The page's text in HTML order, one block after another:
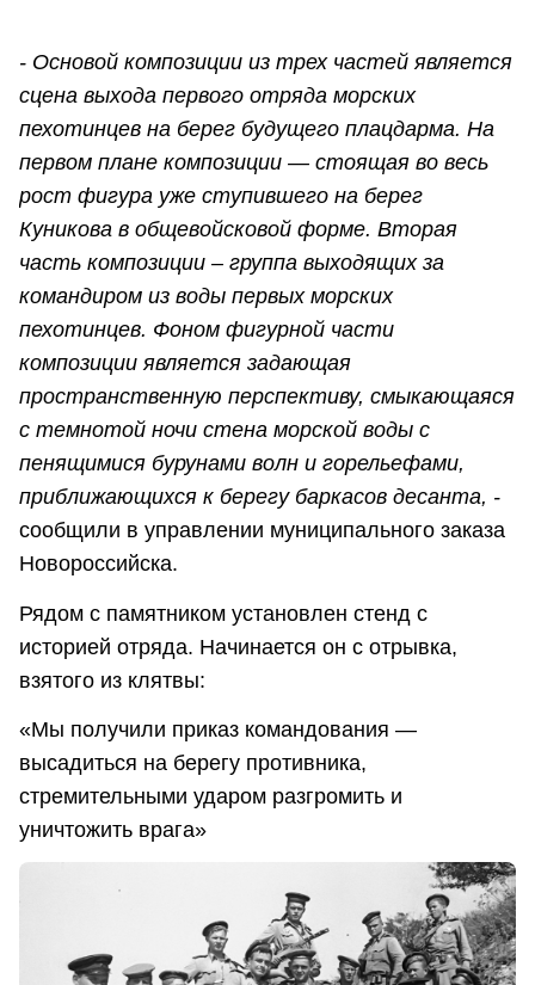
- Основой композиции из трех частей является
сцена выхода первого отряда морских
пехотинцев на берег будущего плацдарма. На
первом плане композиции — стоящая во весь
рост фигура уже ступившего на берег
Куникова в общевойсковой форме. Вторая
часть композиции – группа выходящих за
командиром из воды первых морских
пехотинцев. Фоном фигурной части
композиции является задающая
пространственную перспективу, смыкающаяся
с темнотой ночи стена морской воды с
пенящимися бурунами волн и горельефами,
приближающихся к берегу баркасов десанта, -
сообщили в управлении муниципального заказа
Новороссийска.
Рядом с памятником установлен стенд с
историей отряда. Начинается он с отрывка,
взятого из клятвы:
«Мы получили приказ командования —
высадиться на берегу противника,
стремительными ударом разгромить и
уничтожить врага»